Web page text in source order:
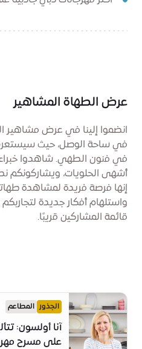
عرض الطهاة المشاهير
انضموا إلينا في عرض مشاهير
في ساحة الوصل، حيث
في فنون الطهي. شاهدوا
أشهى الحلويات، ويشاركونكم
إنها فرصة فريدة لمشاهدة
واستلهام أفكار جديدة
قائمة المشاركين قريبًا.
الجذور المطاعم
آنا أولسون:
على مسرح